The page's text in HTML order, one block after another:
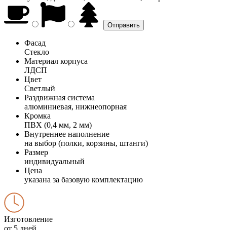
Фасад
Стекло
Материал корпуса
ЛДСП
Цвет
Светлый
Раздвижная система
алюминиевая, нижнеопорная
Кромка
ПВХ (0,4 мм, 2 мм)
Внутреннее наполнение
на выбор (полки, корзины, штанги)
Размер
индивидуальный
Цена
указана за базовую комплектацию
Изготовление
от 5 дней